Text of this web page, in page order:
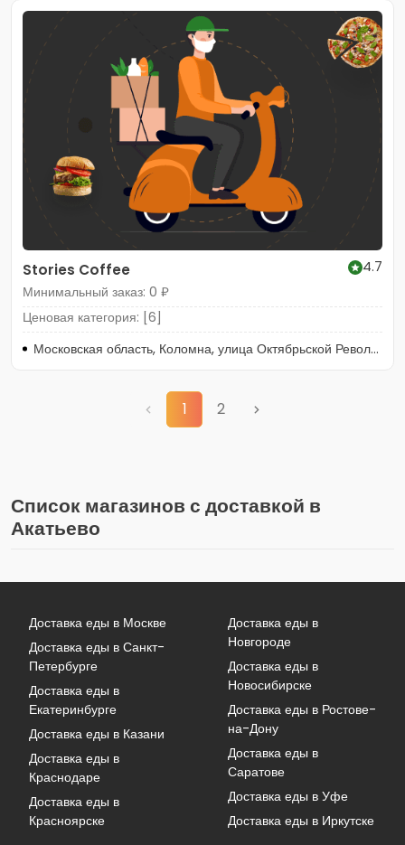
Stories Coffee
4.7
Минимальный заказ: 0 ₽
Ценовая категория: [6]
Московская область, Коломна, улица Октябрьской Революции, 362
1 2
Список магазинов с доставкой в
Акатьево
Доставка еды в Москве
Доставка еды в Санкт-
Петербурге
Доставка еды в
Екатеринбурге
Доставка еды в Казани
Доставка еды в
Краснодаре
Доставка еды в
Красноярске
Доставка еды в
Новгороде
Доставка еды в
Новосибирске
Доставка еды в Ростове-
на-Дону
Доставка еды в
Саратове
Доставка еды в Уфе
Доставка еды в Иркутске